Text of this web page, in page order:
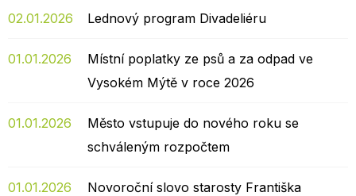
02.01.2026 Lednový program Divadeliéru
01.01.2026
Místní poplatky ze psů a za odpad ve
Vysokém Mýtě v roce 2026
01.01.2026
Město vstupuje do nového roku se
schváleným rozpočtem
01.01.2026
Novoroční slovo starosty Františka